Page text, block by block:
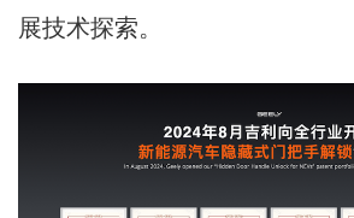
展技术探索。